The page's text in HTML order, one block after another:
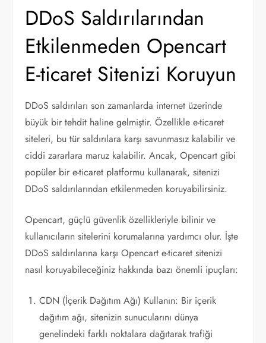
DDoS Saldırılarından
Etkilenmeden Opencart
E-ticaret Sitenizi Koruyun
DDoS saldırıları son zamanlarda internet üzerinde
büyük bir tehdit haline gelmiştir. Özellikle e-ticaret
siteleri, bu tür saldırılara karşı savunmasız kalabilir ve
ciddi zararlara maruz kalabilir. Ancak, Opencart gibi
popüler bir e-ticaret platformu kullanarak, sitenizi
DDoS saldırılarından etkilenmeden koruyabilirsiniz.
Opencart, güçlü güvenlik özellikleriyle bilinir ve
kullanıcıların sitelerini korumalarına yardımcı olur. İşte
DDoS saldırılarına karşı Opencart e-ticaret sitenizi
nasıl koruyabileceğiniz hakkında bazı önemli ipuçları:
CDN (İçerik Dağıtım Ağı) Kullanın: Bir içerik
dağıtım ağı, sitenizin sunucularını dünya
genelindeki farklı noktalara dağıtarak trafiği